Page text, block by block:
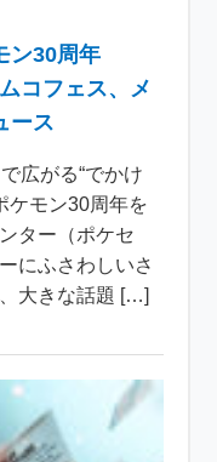
ン30周年
コフェス、メ
ース
広がる“でかけ
ケモン30周年を
ター（ポケセ
にふさわしいさ
大きな話題 […]